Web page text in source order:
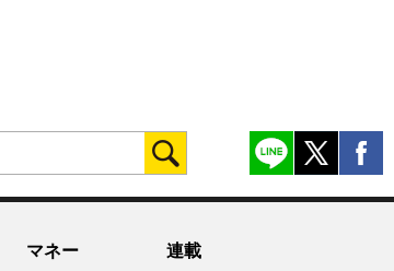
マネー 連載